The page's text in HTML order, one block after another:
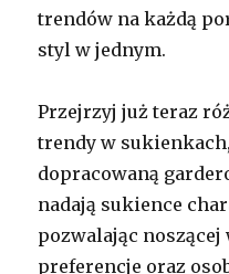
trendów na każdą
styl w jednym.
Przejrzyj już teraz
trendy w
dopracowaną
nadają sukience
pozwalając
preferencje oraz